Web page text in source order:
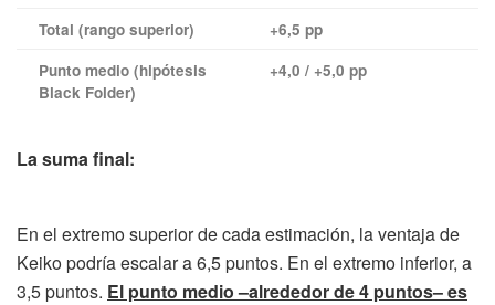
Total (rango superior)
+6,5 pp
Punto medio (hipótesis
Black Folder)
+4,0 / +5,0 pp
La suma final:
En el extremo superior de cada estimación, la ventaja de
Keiko podría escalar a 6,5 puntos. En el extremo inferior, a
3,5 puntos. El punto medio –alrededor de 4 puntos– es